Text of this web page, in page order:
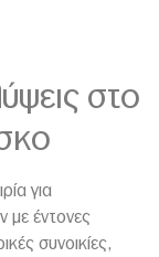
στο
για
με έντονες
συνοικίες,